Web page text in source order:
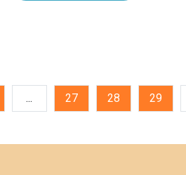
... 27 28 29